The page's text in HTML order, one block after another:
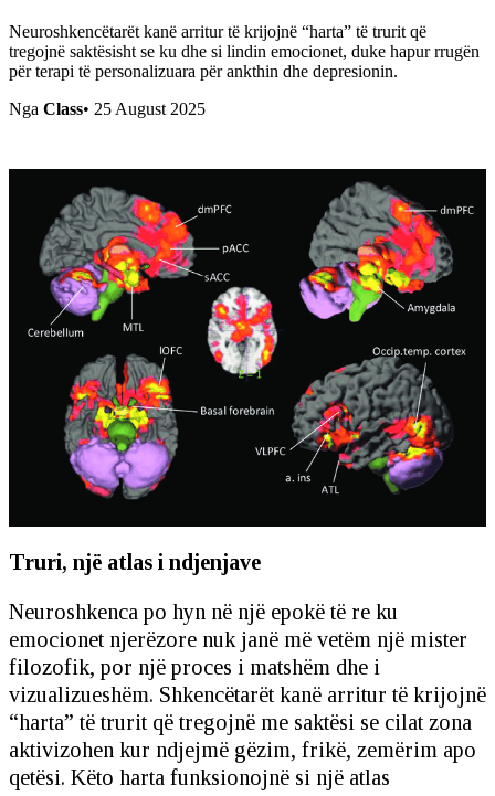
Neuroshkencëtarët kanë arritur të krijojnë “harta” të trurit që
tregojnë saktësisht se ku dhe si lindin emocionet, duke hapur rrugën
për terapi të personalizuara për ankthin dhe depresionin.
Nga Class• 25 August 2025
Truri, një atlas i ndjenjave
Neuroshkenca po hyn në një epokë të re ku
emocionet njerëzore nuk janë më vetëm një mister
filozofik, por një proces i matshëm dhe i
vizualizueshëm. Shkencëtarët kanë arritur të krijojnë
“harta” të trurit që tregojnë me saktësi se cilat zona
aktivizohen kur ndjejmë gëzim, frikë, zemërim apo
qetësi. Këto harta funksionojnë si një atlas